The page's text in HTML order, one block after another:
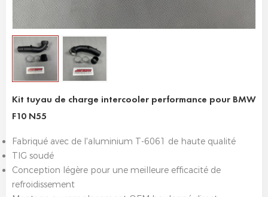
Kit tuyau de charge intercooler performance pour BMW
F10 N55
Fabriqué avec de l'aluminium T-6061 de haute qualité
TIG soudé
Conception légère pour une meilleure efficacité de
refroidissement